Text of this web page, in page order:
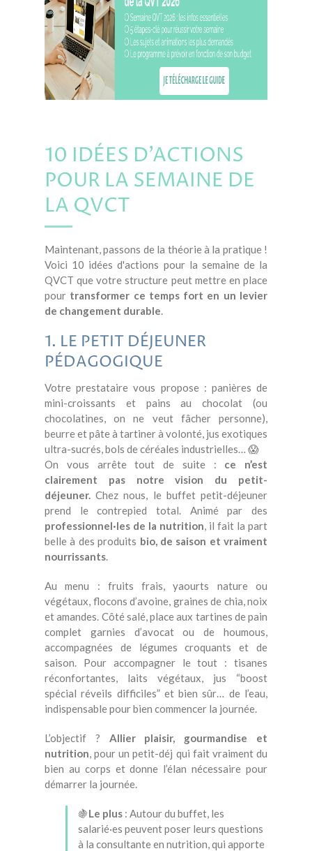
10 IDÉES D'ACTIONS
POUR LA SEMAINE DE
LA QVCT
Maintenant, passons de la théorie à la pratique !
Voici 10 idées d'actions pour la semaine de la
QVCT que votre structure peut mettre en place
pour transformer ce temps fort en un levier
de changement durable.
1. LE PETIT DÉJEUNER
PÉDAGOGIQUE
Votre prestataire vous propose : panières de
mini-croissants et pains au chocolat (ou
chocolatines, on ne veut fâcher personne),
beurre et pâte à tartiner à volonté, jus exotiques
ultra-sucrés, bols de céréales industrielles… 😱
On vous arrête tout de suite : ce n’est
clairement pas notre vision du petit-
déjeuner.Chez nous, le buffet petit-déjeuner
prend le contrepied total. Animé par des
professionnel·les de la nutrition, il fait la part
belle à des produits bio, de saison et vraiment
nourrissants.
Au menu : fruits frais, yaourts nature ou
végétaux, flocons d’avoine, graines de chia, noix
et amandes. Côté salé, place aux tartines de pain
complet garnies d’avocat ou de houmous,
accompagnées de légumes croquants et de
saison. Pour accompagner le tout : tisanes
réconfortantes, laits végétaux, jus “boost
spécial réveils difficiles” et bien sûr… de l’eau,
indispensable pour bien commencer la journée.
L’objectif ? Allier plaisir, gourmandise et
nutrition, pour un petit-déj qui fait vraiment du
bien au corps et donne l’élan nécessaire pour
démarrer la journée.
🍇Le plus : Autour du buffet, les
salarié·es peuvent poser leurs questions
à la consultante en nutrition, qui apporte